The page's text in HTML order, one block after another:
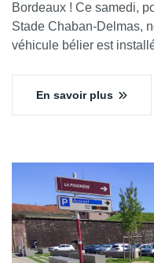
Bordeaux ! Ce samedi,
Stade Chaban-Delmas,
véhicule bélier est
En savoir plus